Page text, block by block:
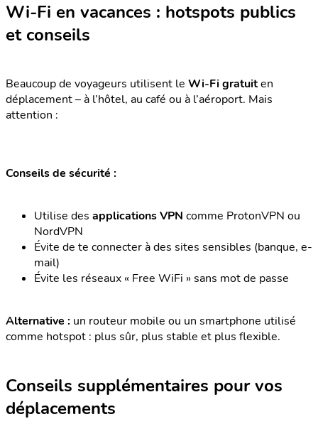
Wi-Fi en vacances : hotspots publics
et conseils
Beaucoup de voyageurs utilisent le Wi-Fi gratuiten
déplacement – à l’hôtel, au café ou à l’aéroport. Mais
attention :
Conseils de sécurité :
Utilise des applications VPN comme ProtonVPN ou
NordVPN
Évite de te connecter à des sites sensibles (banque, e-
mail)
Évite les réseaux « Free WiFi » sans mot de passe
Alternative : un routeur mobile ou un smartphone utilisé
comme hotspot : plus sûr, plus stable et plus flexible.
Conseils supplémentaires pour vos
déplacements